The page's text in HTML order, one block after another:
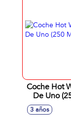
Coche Hot
De Uno
3 años